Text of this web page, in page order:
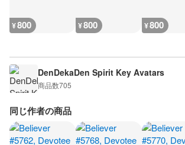
¥800 ¥800 ¥800
DenDekaDen Spirit Key Avatars
商品数705
同じ作者の商品